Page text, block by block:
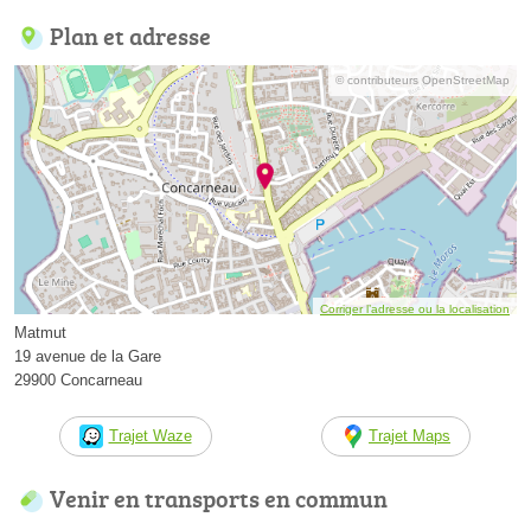
Plan et adresse
© contributeurs OpenStreetMap
Corriger l’adresse ou la localisation
Matmut
19 avenue de la Gare
29900 Concarneau
Trajet Waze Trajet Maps
Venir en transports en commun